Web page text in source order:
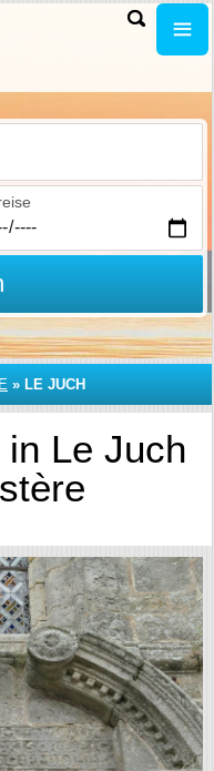
» LE JUCH
Le Juch